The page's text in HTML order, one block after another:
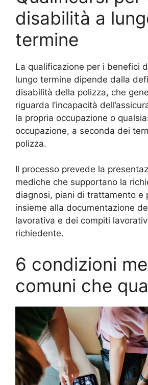
disabilità a
termine
La qualificazione per i benefici
lungo termine dipende dalla
disabilità della polizza, che
riguarda l’incapacità
la propria occupazione o
occupazione, a seconda dei
polizza.
Il processo prevede la
mediche che supportano la
diagnosi, piani di trattamento e
insieme alla documentazione
lavorativa e dei compiti
richiedente.
6 condizioni
comuni che